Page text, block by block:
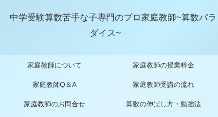
中学受験算数苦手な子専門のプロ家庭教師~算数パラ
ダイス~
家庭教師について 家庭教師の授業料金
家庭教師Q＆A 家庭教師受講の流れ
家庭教師のお問合せ 算数の伸ばし方・勉強法